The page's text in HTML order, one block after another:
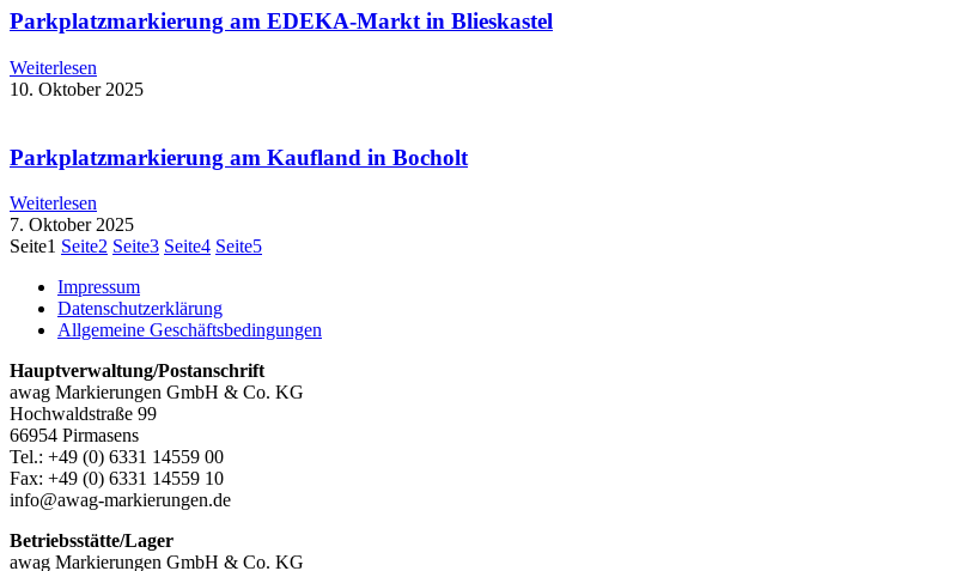
Parkplatzmarkierung am EDEKA-Markt in Blieskastel
Weiterlesen
10. Oktober 2025
Parkplatzmarkierung am Kaufland in Bocholt
Weiterlesen
7. Oktober 2025
Seite1 Seite2 Seite3 Seite4 Seite5
Impressum
Datenschutzerklärung
Allgemeine Geschäftsbedingungen
Hauptverwaltung/Postanschrift
awag Markierungen GmbH & Co. KG
Hochwaldstraße 99
66954 Pirmasens
Tel.: +49 (0) 6331 14559 00
Fax: +49 (0) 6331 14559 10
info@awag-markierungen.de
Betriebsstätte/Lager
awag Markierungen GmbH & Co. KG